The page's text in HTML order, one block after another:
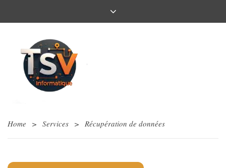
Home > Services > Récupération de données